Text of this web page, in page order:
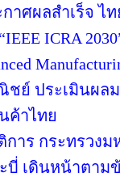
าศผลสำเร็จ ไ
ICRA
ย์ ประเมินผลม
ค้าไทย
าร กระทรวงม
บี่ เดินหน้าตา